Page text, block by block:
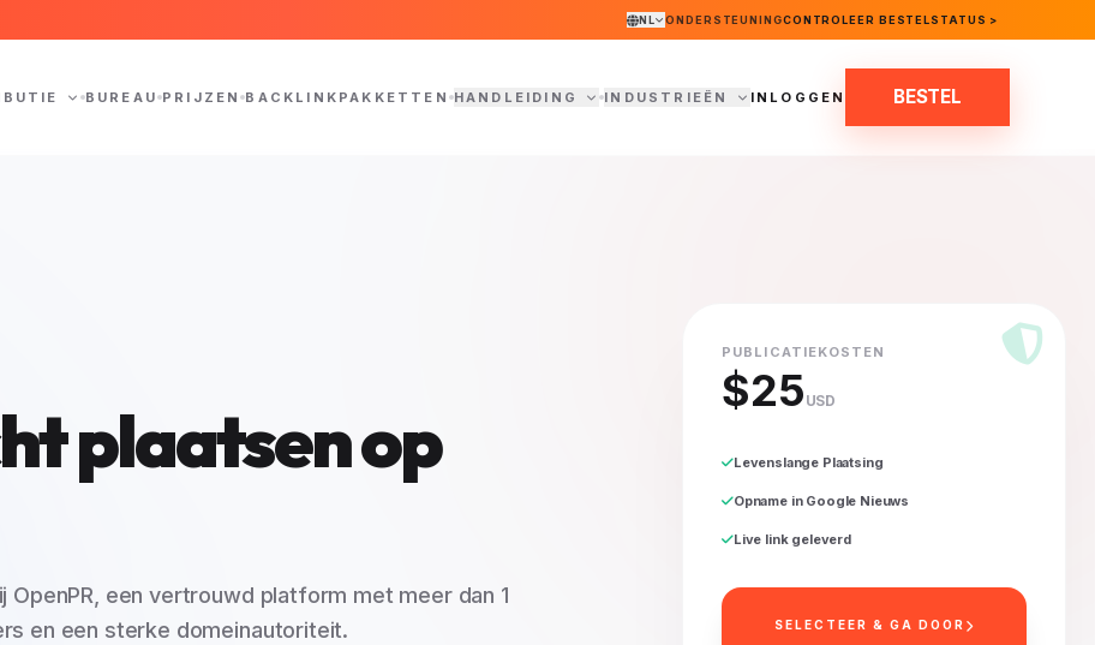
NL ONDERSTEUNINGCONTROLEER BESTELSTATUS >
BUREAU PRIJZEN BACKLINKPAKKETTEN HANDLEIDING INDUSTRIEËN INLOGGEN BESTEL
plaatsen op
OpenPR, een vertrouwd platform met meer dan 1
en een sterke domeinautoriteit.
PUBLICATIEKOSTEN
$25 USD
Levenslange Plaatsing
Opname in Google Nieuws
Live link geleverd
SELECTEER & GA DOOR